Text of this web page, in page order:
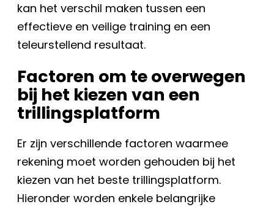
kan het verschil maken tussen een
effectieve en veilige training en een
teleurstellend resultaat.
Factoren om te overwegen
bij het kiezen van een
trillingsplatform
Er zijn verschillende factoren waarmee
rekening moet worden gehouden bij het
kiezen van het beste trillingsplatform.
Hieronder worden enkele belangrijke